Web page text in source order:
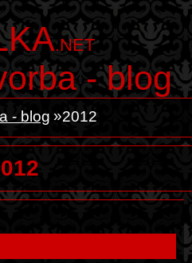
.NET
- blog
- blog 2012